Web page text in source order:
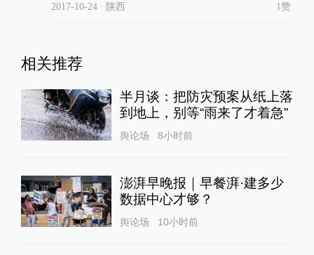
2017-10-24∙ 陕西 1赞
相关推荐
半月谈：把防灾预案从纸上落
到地上，别等“雨来了才着急”
舆论场 8小时前
澎湃早晚报｜早餐湃·建多少
数据中心才够？
舆论场 10小时前